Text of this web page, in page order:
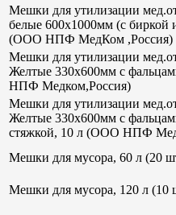
Мешки для утилизации
белые 600х1000мм (с биркой
(ООО НПФ МедКом ,Россия)
Мешки для утилизации
Желтые 330х600мм с
НПФ Медком,Россия)
Мешки для утилизации
Желтые 330х600мм с
стяжкой, 10 л (ООО НПФ
Мешки для мусора, 60 л (20
Мешки для мусора, 120 л (10